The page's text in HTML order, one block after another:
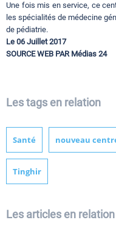
Une fois mis en service, ce
les spécialités de médecine
de pédiatrie.
Le 06 Juillet 2017
SOURCE WEB PAR Médias 24
Les tags en relation
Santé nouveau
Tinghir
Les articles en relation